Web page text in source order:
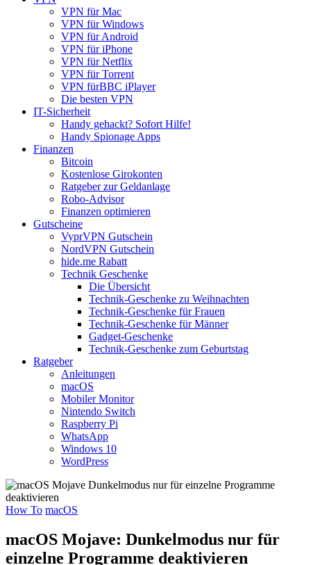
VPN für Mac
VPN für Windows
VPN für Android
VPN für iPhone
VPN für Netflix
VPN für Torrent
VPN fürBBC iPlayer
Die besten VPN
IT-Sicherheit
Handy gehackt? Sofort Hilfe!
Handy Spionage Apps
Finanzen
Bitcoin
Kostenlose Girokonten
Ratgeber zur Geldanlage
Robo-Advisor
Finanzen optimieren
Gutscheine
VyprVPN Gutschein
NordVPN Gutschein
hide.me Rabatt
Technik Geschenke
Die Übersicht
Technik-Geschenke zu Weihnachten
Technik-Geschenke für Frauen
Technik-Geschenke für Männer
Gadget-Geschenke
Technik-Geschenke zum Geburtstag
Ratgeber
Anleitungen
macOS
Mobiler Monitor
Nintendo Switch
Raspberry Pi
WhatsApp
Windows 10
WordPress
How To macOS
macOS Mojave: Dunkelmodus nur für
einzelne Programme deaktivieren